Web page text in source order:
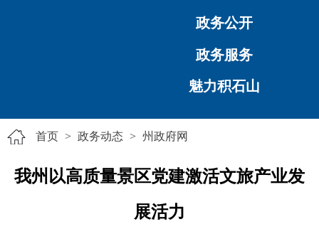
政务公开
政务服务
魅力积石山
首页 > 政务动态 > 州政府网
我州以高质量景区党建激活文旅产业发
展活力